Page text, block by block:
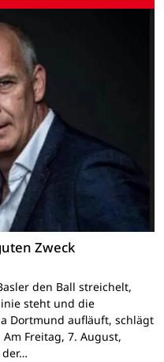
Zweck
den Ball streichelt,
steht und die
Dortmund aufläuft, schlägt
Freitag, 7. August,